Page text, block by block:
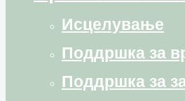
Исцелување
Поддршка за
Поддршка за